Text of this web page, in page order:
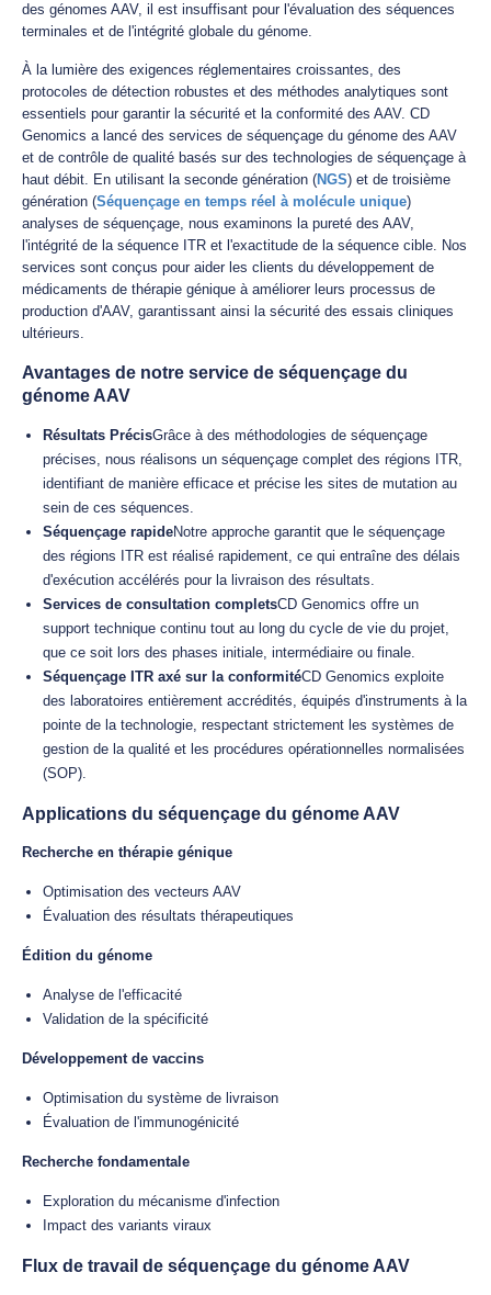
des génomes AAV, il est insuffisant pour l'évaluation des séquences
terminales et de l'intégrité globale du génome.
À la lumière des exigences réglementaires croissantes, des
protocoles de détection robustes et des méthodes analytiques sont
essentiels pour garantir la sécurité et la conformité des AAV. CD
Genomics a lancé des services de séquençage du génome des AAV
et de contrôle de qualité basés sur des technologies de séquençage à
haut débit. En utilisant la seconde génération (NGS) et de troisième
génération (Séquençage en temps réel à molécule unique)
analyses de séquençage, nous examinons la pureté des AAV,
l'intégrité de la séquence ITR et l'exactitude de la séquence cible. Nos
services sont conçus pour aider les clients du développement de
médicaments de thérapie génique à améliorer leurs processus de
production d'AAV, garantissant ainsi la sécurité des essais cliniques
ultérieurs.
Avantages de notre service de séquençage du
génome AAV
Résultats PrécisGrâce à des méthodologies de séquençage
précises, nous réalisons un séquençage complet des régions ITR,
identifiant de manière efficace et précise les sites de mutation au
sein de ces séquences.
Séquençage rapideNotre approche garantit que le séquençage
des régions ITR est réalisé rapidement, ce qui entraîne des délais
d'exécution accélérés pour la livraison des résultats.
Services de consultation completsCD Genomics offre un
support technique continu tout au long du cycle de vie du projet,
que ce soit lors des phases initiale, intermédiaire ou finale.
Séquençage ITR axé sur la conformitéCD Genomics exploite
des laboratoires entièrement accrédités, équipés d'instruments à la
pointe de la technologie, respectant strictement les systèmes de
gestion de la qualité et les procédures opérationnelles normalisées
(SOP).
Applications du séquençage du génome AAV
Recherche en thérapie génique
Optimisation des vecteurs AAV
Évaluation des résultats thérapeutiques
Édition du génome
Analyse de l'efficacité
Validation de la spécificité
Développement de vaccins
Optimisation du système de livraison
Évaluation de l'immunogénicité
Recherche fondamentale
Exploration du mécanisme d'infection
Impact des variants viraux
Flux de travail de séquençage du génome AAV